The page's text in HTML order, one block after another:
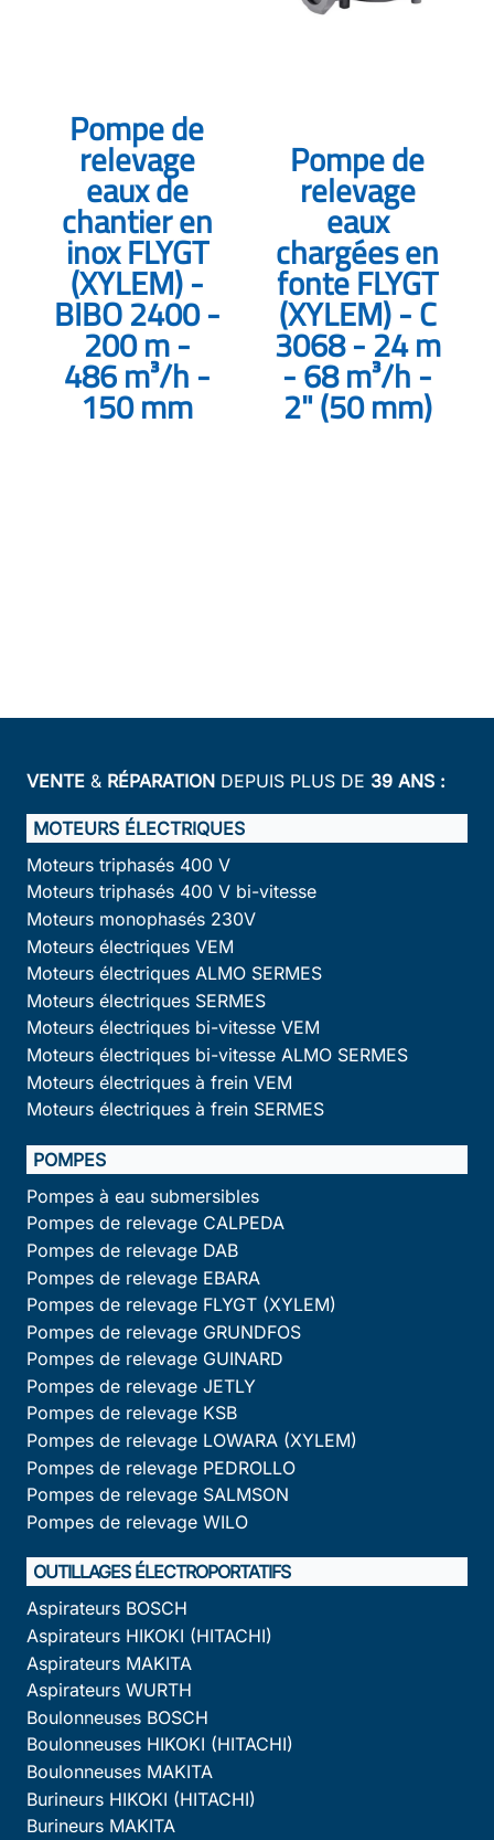
Pompe de
relevage
eaux de
chantier en
inox FLYGT
(XYLEM) -
BIBO 2400 -
200 m -
486 m³/h -
150 mm
Pompe de
relevage
eaux
chargées en
fonte FLYGT
(XYLEM) - C
3068 - 24 m
- 68 m³/h -
2" (50 mm)
VENTE & RÉPARATION DEPUIS PLUS DE 39 ANS :
MOTEURS ÉLECTRIQUES
Moteurs triphasés 400 V
Moteurs triphasés 400 V bi-vitesse
Moteurs monophasés 230V
Moteurs électriques VEM
Moteurs électriques ALMO SERMES
Moteurs électriques SERMES
Moteurs électriques bi-vitesse VEM
Moteurs électriques bi-vitesse ALMO SERMES
Moteurs électriques à frein VEM
Moteurs électriques à frein SERMES
POMPES
Pompes à eau submersibles
Pompes de relevage CALPEDA
Pompes de relevage DAB
Pompes de relevage EBARA
Pompes de relevage FLYGT (XYLEM)
Pompes de relevage GRUNDFOS
Pompes de relevage GUINARD
Pompes de relevage JETLY
Pompes de relevage KSB
Pompes de relevage LOWARA (XYLEM)
Pompes de relevage PEDROLLO
Pompes de relevage SALMSON
Pompes de relevage WILO
OUTILLAGES ÉLECTROPORTATIFS
Aspirateurs BOSCH
Aspirateurs HIKOKI (HITACHI)
Aspirateurs MAKITA
Aspirateurs WURTH
Boulonneuses BOSCH
Boulonneuses HIKOKI (HITACHI)
Boulonneuses MAKITA
Burineurs HIKOKI (HITACHI)
Burineurs MAKITA